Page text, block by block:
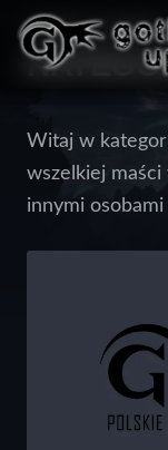
STRONA GŁÓWNA
Witaj w
wszelkiej
innymi